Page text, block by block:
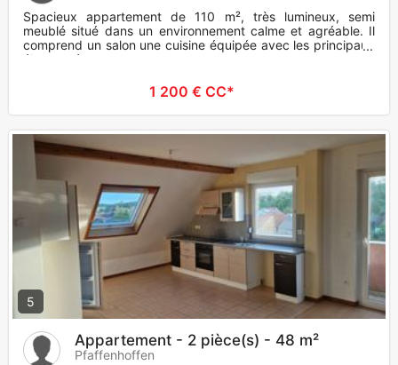
Spacieux appartement de 110 m², très lumineux, semi
meublé situé dans un environnement calme et agréable. Il
comprend un salon une cuisine équipée avec les principaux
électroménage
1 200 € CC*
5
Appartement - 2 pièce(s) - 48 m²
Pfaffenhoffen